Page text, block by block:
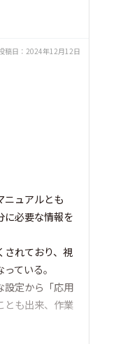
稿日： 2024年12月12日
ュアルとも
に必要な情報を
れており、視
ている。
定から「応用
とも出来、作業